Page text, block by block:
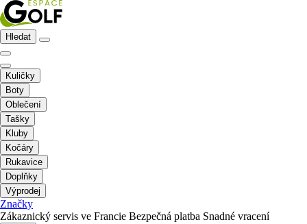
Hledat
Kuličky
Boty
Oblečení
Tašky
Kluby
Kočáry
Rukavice
Doplňky
Výprodej
Značky
Zákaznický servis ve Francie Bezpečná platba Snadné vracení